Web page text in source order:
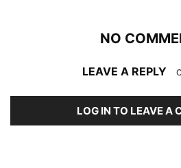
NO
LEAVE A REPLY
LOG IN TO LEAVE A